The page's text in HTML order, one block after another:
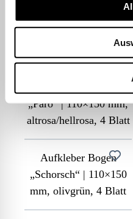
hellblau, 4 Blatt
„Paro“ | 110×150 mm,
altrosa/hellrosa, 4 Blatt
Aufkleber Bogen
„Schorsch“ | 110×150
mm, olivgrün, 4 Blatt